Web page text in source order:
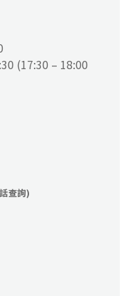
(17:30 – 18:00
查詢)